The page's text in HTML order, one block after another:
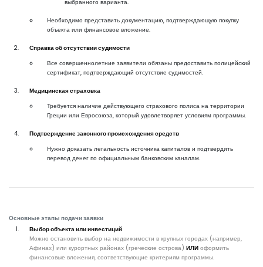
выбранного варианта.
Необходимо представить документацию, подтверждающую покупку
объекта или финансовое вложение.
Справка об отсутствии судимости
Все совершеннолетние заявители обязаны предоставить полицейский
сертификат, подтверждающий отсутствие судимостей.
Медицинская страховка
Требуется наличие действующего страхового полиса на территории
Греции или Евросоюза, который удовлетворяет условиям программы.
Подтверждение законного происхождения средств
Нужно доказать легальность источника капиталов и подтвердить
перевод денег по официальным банковским каналам.
Основные этапы подачи заявки
Выбор объекта или инвестиций
Можно остановить выбор на недвижимости в крупных городах (например,
Афинах) или курортных районах (греческие острова) ИЛИ оформить
финансовые вложения, соответствующие критериям программы.